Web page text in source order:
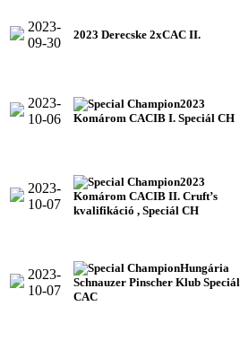
2023-
09-30
2023 Derecske 2xCAC II.
2023-
10-06
2023
Komárom CACIB I. Speciál CH
2023-
10-07
2023
Komárom CACIB II. Cruft’s
kvalifikáció , Speciál CH
2023-
10-07
Hungária
Schnauzer Pinscher Klub Speciál
CAC